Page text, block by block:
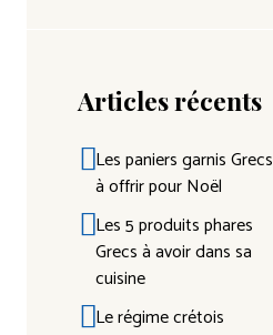
Articles récents
Les paniers garnis Grecs
à offrir pour Noël
Les 5 produits phares
Grecs à avoir dans sa
cuisine
Le régime crétois